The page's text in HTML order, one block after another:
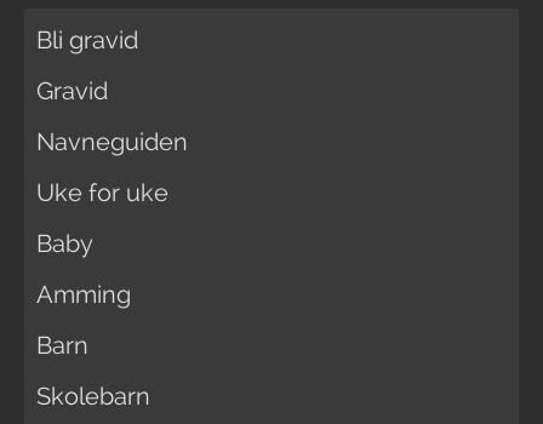
Bli gravid
Gravid
Navneguiden
Uke for uke
Baby
Amming
Barn
Skolebarn